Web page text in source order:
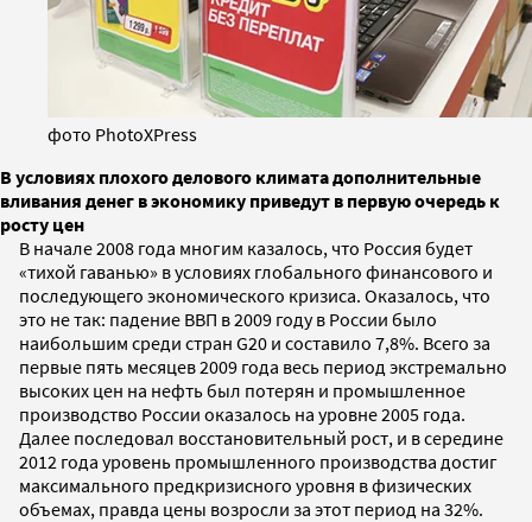
фото PhotoXPress
В условиях плохого делового климата дополнительные
вливания денег в экономику приведут в первую очередь к
росту цен
В начале 2008 года многим казалось, что Россия будет
«тихой гаванью» в условиях глобального финансового и
последующего экономического кризиса. Оказалось, что
это не так: падение ВВП в 2009 году в России было
наибольшим среди стран G20 и составило 7,8%. Всего за
первые пять месяцев 2009 года весь период экстремально
высоких цен на нефть был потерян и промышленное
производство России оказалось на уровне 2005 года.
Далее последовал восстановительный рост, и в середине
2012 года уровень промышленного производства достиг
максимального предкризисного уровня в физических
объемах, правда цены возросли за этот период на 32%.